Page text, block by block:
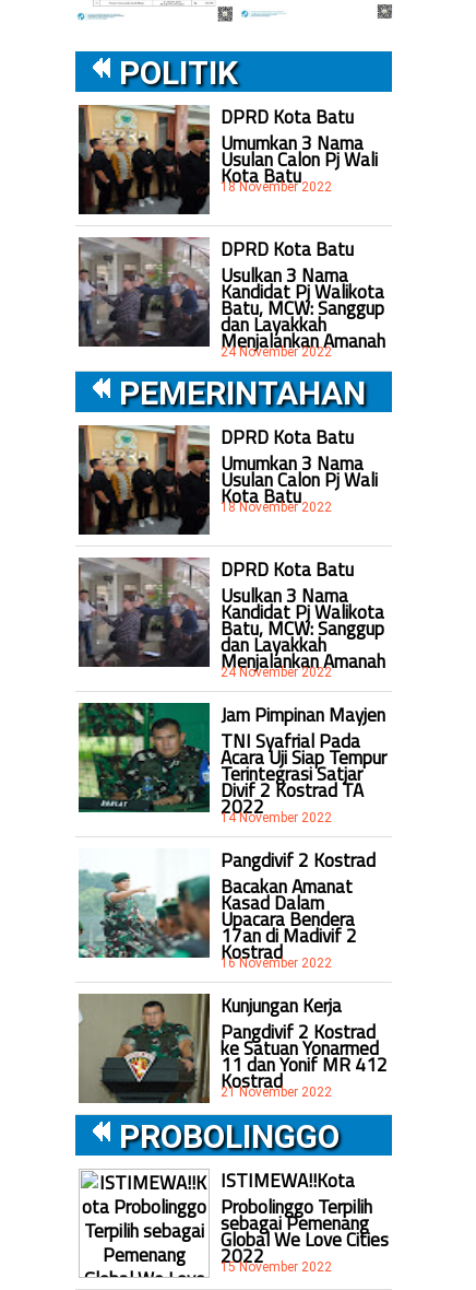
POLITIK
DPRD Kota Batu
Umumkan 3 Nama
Usulan Calon Pj Wali
Kota Batu
18 November 2022
DPRD Kota Batu
Usulkan 3 Nama
Kandidat Pj Walikota
Batu, MCW: Sanggup
dan Layakkah
Menjalankan Amanah
24 November 2022
PEMERINTAHAN
DPRD Kota Batu
Umumkan 3 Nama
Usulan Calon Pj Wali
Kota Batu
18 November 2022
DPRD Kota Batu
Usulkan 3 Nama
Kandidat Pj Walikota
Batu, MCW: Sanggup
dan Layakkah
Menjalankan Amanah
24 November 2022
Jam Pimpinan Mayjen
TNI Syafrial Pada
Acara Uji Siap Tempur
Terintegrasi Satjar
Divif 2 Kostrad TA
2022
14 November 2022
Pangdivif 2 Kostrad
Bacakan Amanat
Kasad Dalam
Upacara Bendera
17an di Madivif 2
Kostrad
16 November 2022
Kunjungan Kerja
Pangdivif 2 Kostrad
ke Satuan Yonarmed
11 dan Yonif MR 412
Kostrad
21 November 2022
PROBOLINGGO
ISTIMEWA!!Kota
Probolinggo Terpilih
sebagai Pemenang
Global We Love Cities
2022
15 November 2022